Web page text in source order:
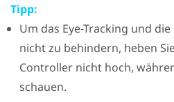
Tipp:
Um das Eye-Tracking und
nicht zu behindern, heben
Controller nicht hoch,
schauen.